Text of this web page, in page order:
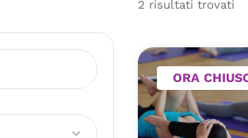
2 risultati trovati
ORA